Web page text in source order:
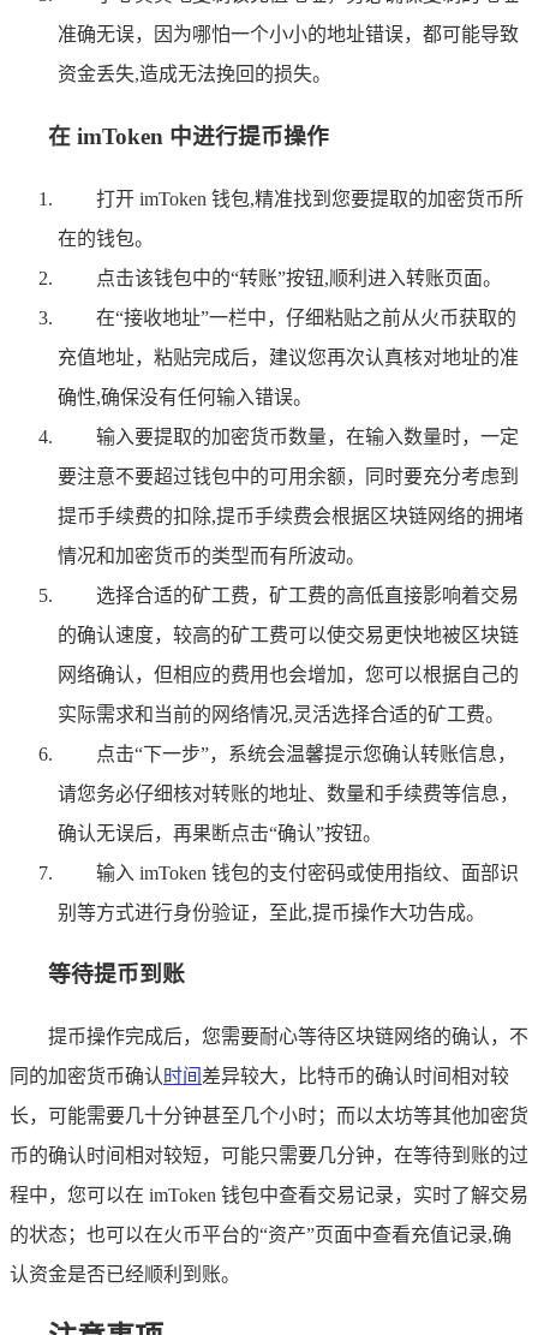
准确无误，因为哪怕一个小小的地址错误，都可能导致
资金丢失,造成无法挽回的损失。
在 imToken 中进行提币操作
打开 imToken 钱包,精准找到您要提取的加密货币所
在的钱包。
点击该钱包中的“转账”按钮,顺利进入转账页面。
在“接收地址”一栏中，仔细粘贴之前从火币获取的
充值地址，粘贴完成后，建议您再次认真核对地址的准
确性,确保没有任何输入错误。
输入要提取的加密货币数量，在输入数量时，一定
要注意不要超过钱包中的可用余额，同时要充分考虑到
提币手续费的扣除,提币手续费会根据区块链网络的拥堵
情况和加密货币的类型而有所波动。
选择合适的矿工费，矿工费的高低直接影响着交易
的确认速度，较高的矿工费可以使交易更快地被区块链
网络确认，但相应的费用也会增加，您可以根据自己的
实际需求和当前的网络情况,灵活选择合适的矿工费。
点击“下一步”，系统会温馨提示您确认转账信息，
请您务必仔细核对转账的地址、数量和手续费等信息，
确认无误后，再果断点击“确认”按钮。
输入 imToken 钱包的支付密码或使用指纹、面部识
别等方式进行身份验证，至此,提币操作大功告成。
等待提币到账
提币操作完成后，您需要耐心等待区块链网络的确认，不
同的加密货币确认 时间 差异较大，比特币的确认时间相对较
长，可能需要几十分钟甚至几个小时；而以太坊等其他加密货
币的确认时间相对较短，可能只需要几分钟，在等待到账的过
程中，您可以在 imToken 钱包中查看交易记录，实时了解交易
的状态；也可以在火币平台的“资产”页面中查看充值记录,确
认资金是否已经顺利到账。